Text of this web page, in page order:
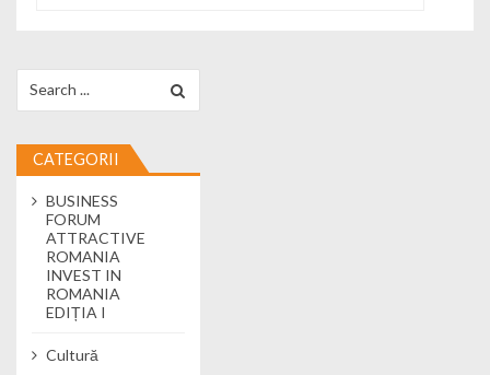
CATEGORII
BUSINESS
FORUM
ATTRACTIVE
ROMANIA
INVEST IN
ROMANIA
EDIȚIA I
Cultură